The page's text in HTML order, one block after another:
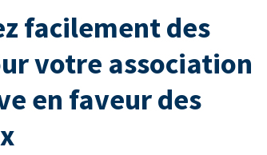
facilement des
votre association
en faveur des